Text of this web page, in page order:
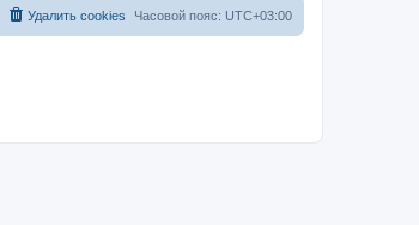
Часовой пояс: UTC+03:00
Удалить cookies